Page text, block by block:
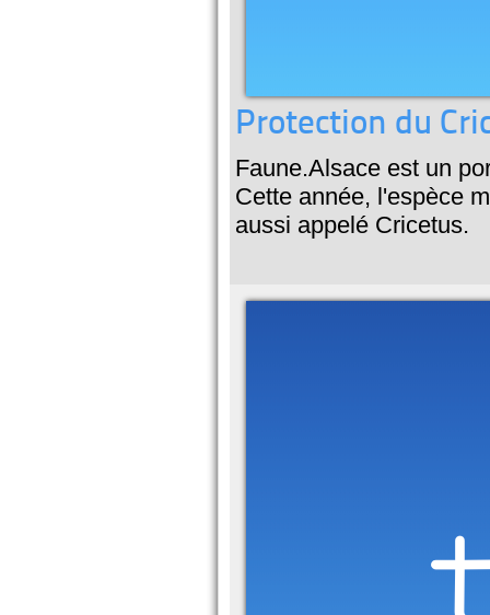
Protection du
Faune.Alsace est un
Cette année, l'espèce
aussi appelé Cricetus.